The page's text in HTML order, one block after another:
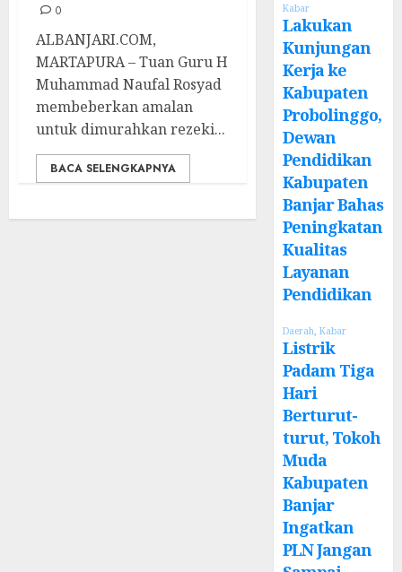
0
ALBANJARI.COM,
MARTAPURA – Tuan Guru H
Muhammad Naufal Rosyad
membeberkan amalan
untuk dimurahkan rezeki...
BACA SELENGKAPNYA
Kabar
Lakukan
Kunjungan
Kerja ke
Kabupaten
Probolinggo,
Dewan
Pendidikan
Kabupaten
Banjar Bahas
Peningkatan
Kualitas
Layanan
Pendidikan
Daerah ,Kabar
Listrik
Padam Tiga
Hari
Berturut-
turut, Tokoh
Muda
Kabupaten
Banjar
Ingatkan
PLN Jangan